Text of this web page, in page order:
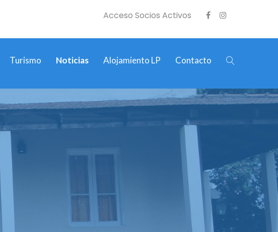
Acceso Socios Activos
Turismo Noticias Alojamiento LP Contacto